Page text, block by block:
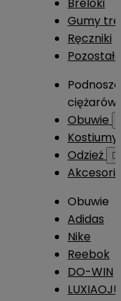
Gumy
Ręczniki
ciężarów
Obuwie
Kostiumy
Odzież

Obuwie
Adidas
Nike
Reebok
DO-WIN